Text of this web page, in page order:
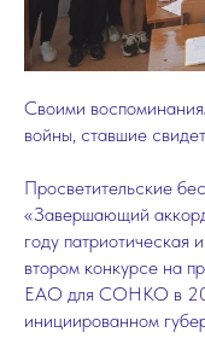
Своими
войны, ставшие
Просветительские
«Завершающий
году патриотическая
втором конкурсе на
ЕАО для СОНКО в
инициированном